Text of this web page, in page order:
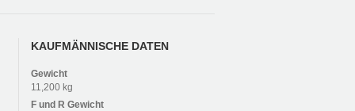
KAUFMÄNNISCHE DATEN
Gewicht
11,200 kg
F und R Gewicht